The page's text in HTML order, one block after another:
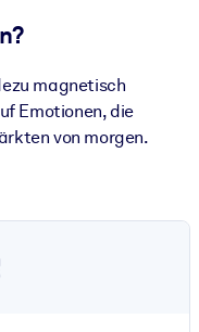
magnetisch
Emotionen, die
von morgen.